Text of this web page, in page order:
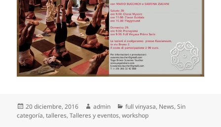
Publicado
el
20 diciembre, 2016 Autor
admin Categorías
full vinyasa, News,Sin
categoría,talleres,Talleres y eventos,workshop